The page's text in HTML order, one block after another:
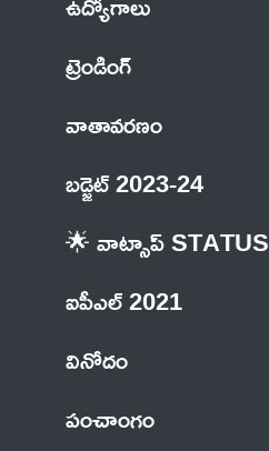
ట్రెండింగ్
వాతావరణం
బడ్జెట్ 2023-24
🌟 వాట్సాప్ STATUS
ఐపీఎల్ 2021
వినోదం
పంచాంగం